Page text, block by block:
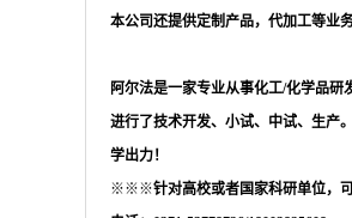
本公司还提供定制产品，代加工等业
阿尔法是一家专业从事化工/化学品研
进行了技术开发、小试、中试、生产
学出力！
※※※针对高校或者国家科研单位，